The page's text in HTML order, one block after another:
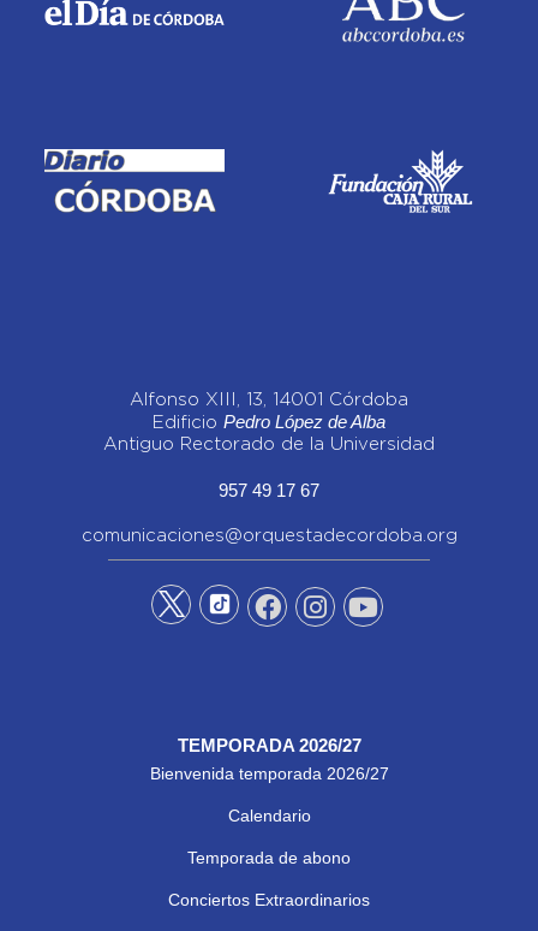
Alfonso XIII, 13, 14001 Córdoba
Edificio Pedro López de Alba
Antiguo Rectorado de la Universidad
957 49 17 67
comunicaciones@orquestadecordoba.org
TEMPORADA 2026/27
Bienvenida temporada 2026/27
Calendario
Temporada de abono
Conciertos Extraordinarios